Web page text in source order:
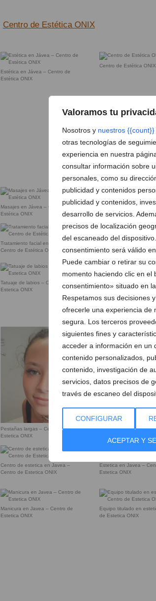
Valoramos tu
Nosotros y nuestros {{count}}
otras tecnologías de
experiencia en nuestra
consultar información sobre
personales, como su
publicidad y contenidos
publicidad y contenidos,
desarrollo de servicios.
precisos de localización
del escaneado del
consentimiento será válido
Puede cambiar o retirar su
momento haciendo clic en el
consentimiento» situado en
Respetamos sus decisiones
ofrecerle una experiencia de
segura. Los terceros
siguientes fines y
acceder a información en un
contenido personalizados,
contenido, investigación de
servicios, datos precisos de
través de escaneo del
CONFIGURAR
ACEPTAR Y
Centro de Estética ONIX
Estética en Jávea – Centro de
Estética ONIX
Centro de Estética ONIX
Masajes en Jávea – Centro de
Estética ONIX
Extensiones de
– Centro de Estética-
Tratamiento facial en Jávea –
Centro de Estética ONIX
Tratamientos – Centro
ONIX
Tatuaje de labios – Centro de
Estetica ONIX
Aquarell lips – Centro de
ONIX
Pestañas largas – Centro de
Estetica ONIX
Manicura – Centro de
Centro de estetica en Javea –
Centro de Estetica ONIX
Estetica en Javea –
Estetica ONIX
Manicura en Javea – Centro de
Estetica ONIX
Equipo titulado en
de Estetica ONIX